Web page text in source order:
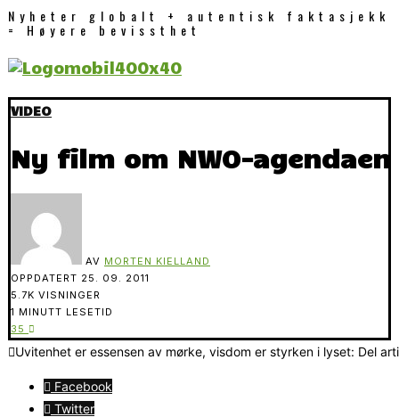
Nyheter globalt + autentisk faktasjekk
= Høyere bevissthet
VIDEO
Ny film om NWO-agendaen
AV MORTEN KIELLAND
OPPDATERT 25. 09. 2011
5.7K VISNINGER
1 MINUTT LESETID
35
Uvitenhet er essensen av mørke, visdom er styrken i lyset: Del
Facebook
Twitter